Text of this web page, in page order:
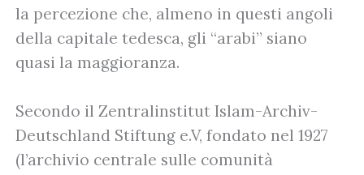
la percezione che, almeno in questi angoli
della capitale tedesca, gli “arabi” siano
quasi la maggioranza.
Secondo il Zentralinstitut Islam-Archiv-
Deutschland Stiftung e.V, fondato nel 1927
(l’archivio centrale sulle comunità